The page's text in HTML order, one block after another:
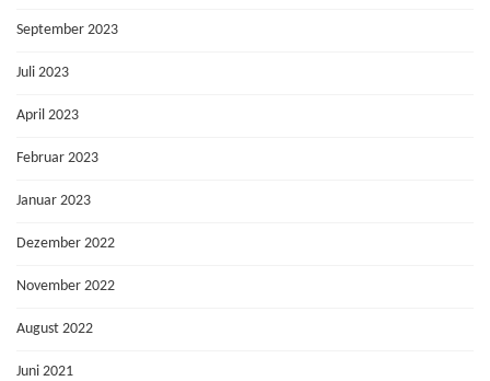
September 2023
Juli 2023
April 2023
Februar 2023
Januar 2023
Dezember 2022
November 2022
August 2022
Juni 2021